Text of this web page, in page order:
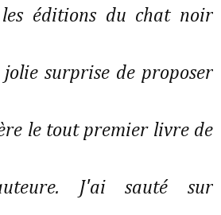
éditions du chat noir
surprise de proposer
le tout premier livre de
J'ai sauté sur